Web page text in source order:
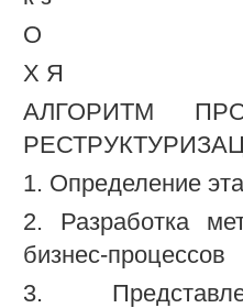
О
X Я
АЛГОРИТМ
1. Определение
2. Разработка
бизнес-процессов
3.